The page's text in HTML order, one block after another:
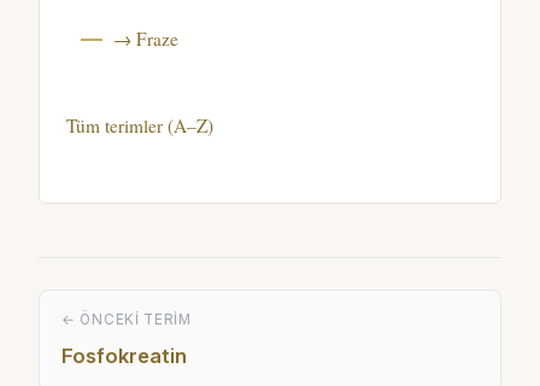
→ Fraze
Tüm terimler (A–Z)
← ÖNCEKI TERIM
Fosfokreatin